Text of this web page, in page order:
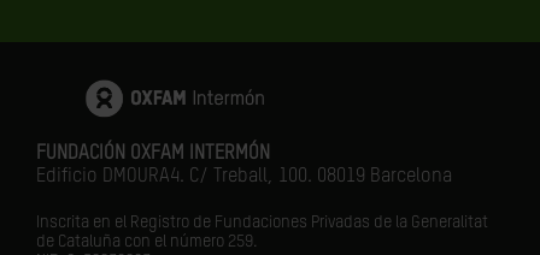
FUNDACIÓN OXFAM INTERMÓN
Edificio DMOURA4. C/ Treball, 100. 08019 Barcelona
Inscrita en el Registro de Fundaciones Privadas de la Generalitat
de Cataluña con el número 259.